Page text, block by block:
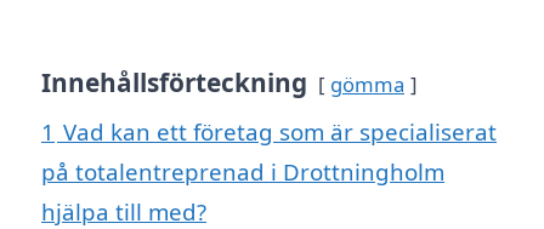
Innehållsförteckning gömma
1 Vad kan ett företag som är specialiserat
på totalentreprenad i Drottningholm
hjälpa till med?